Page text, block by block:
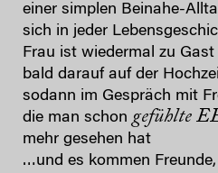
einer simplen Beinahe-
sich in jeder
Frau ist wiedermal zu
bald darauf auf der
sodann im Gespräch mit
die man schon gefühlte
mehr gesehen hat
…und es kommen